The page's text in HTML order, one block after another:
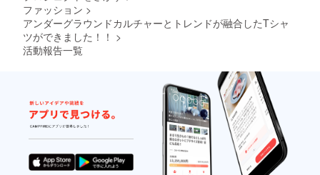
ファッション >
アンダーグラウンドカルチャーとトレンドが融合したTシャ
ツができました！！ >
活動報告一覧